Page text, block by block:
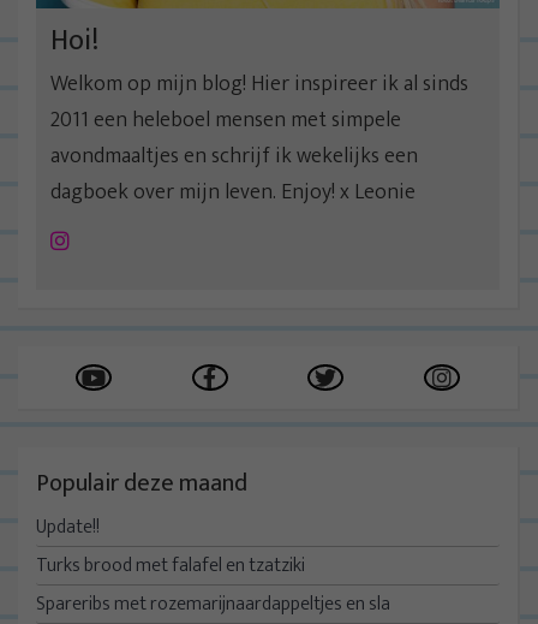
Hoi!
Welkom op mijn blog! Hier inspireer ik al sinds
2011 een heleboel mensen met simpele
avondmaaltjes en schrijf ik wekelijks een
dagboek over mijn leven. Enjoy! x Leonie
Instagram
Populair deze maand
Update!!
Turks brood met falafel en tzatziki
Spareribs met rozemarijnaardappeltjes en sla